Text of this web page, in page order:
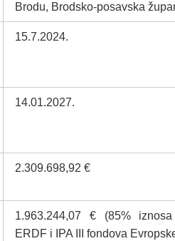
Brodu, Brodsko-posavska
15.7.2024.
14.01.2027.
2.309.698,92 €
1.963.244,07 € (85%
ERDF i IPA III fondova